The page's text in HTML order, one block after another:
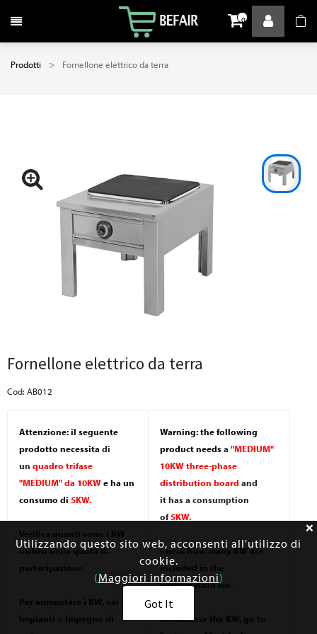
Attiva / disattiva la navigazione 0
Prodotti Fornellone elettrico da terra
Fornellone elettrico da terra
Cod: AB012
Attenzione: il seguente
prodotto necessitadi
un quadro trifase
"MEDIUM" da 10KWe ha un
consumo di 5KW.
Verifica quanti sono i KW
inclusi nella quota di
partecipazione.
Per aumentare i KW, vai su
Impianti > Impegno di
Warning: the following
product needsa"MEDIUM"
10KW three-phase
distribution board and
ithas a consumption
of5KW.
Check how many KW are
included in the
participation fee.
To increase the KW, go to
Utilizzando questo sito web, acconsenti all'utilizzo di
cookie.
(Maggiori informazioni)
Got It